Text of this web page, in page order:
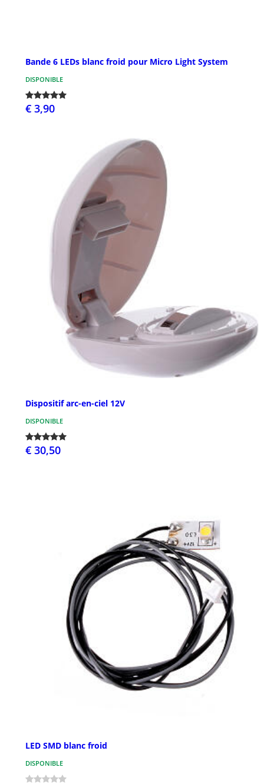
Bande 6 LEDs blanc froid pour Micro Light System
DISPONIBLE
€ 3,90
Dispositif arc-en-ciel 12V
DISPONIBLE
€ 30,50
LED SMD blanc froid
DISPONIBLE